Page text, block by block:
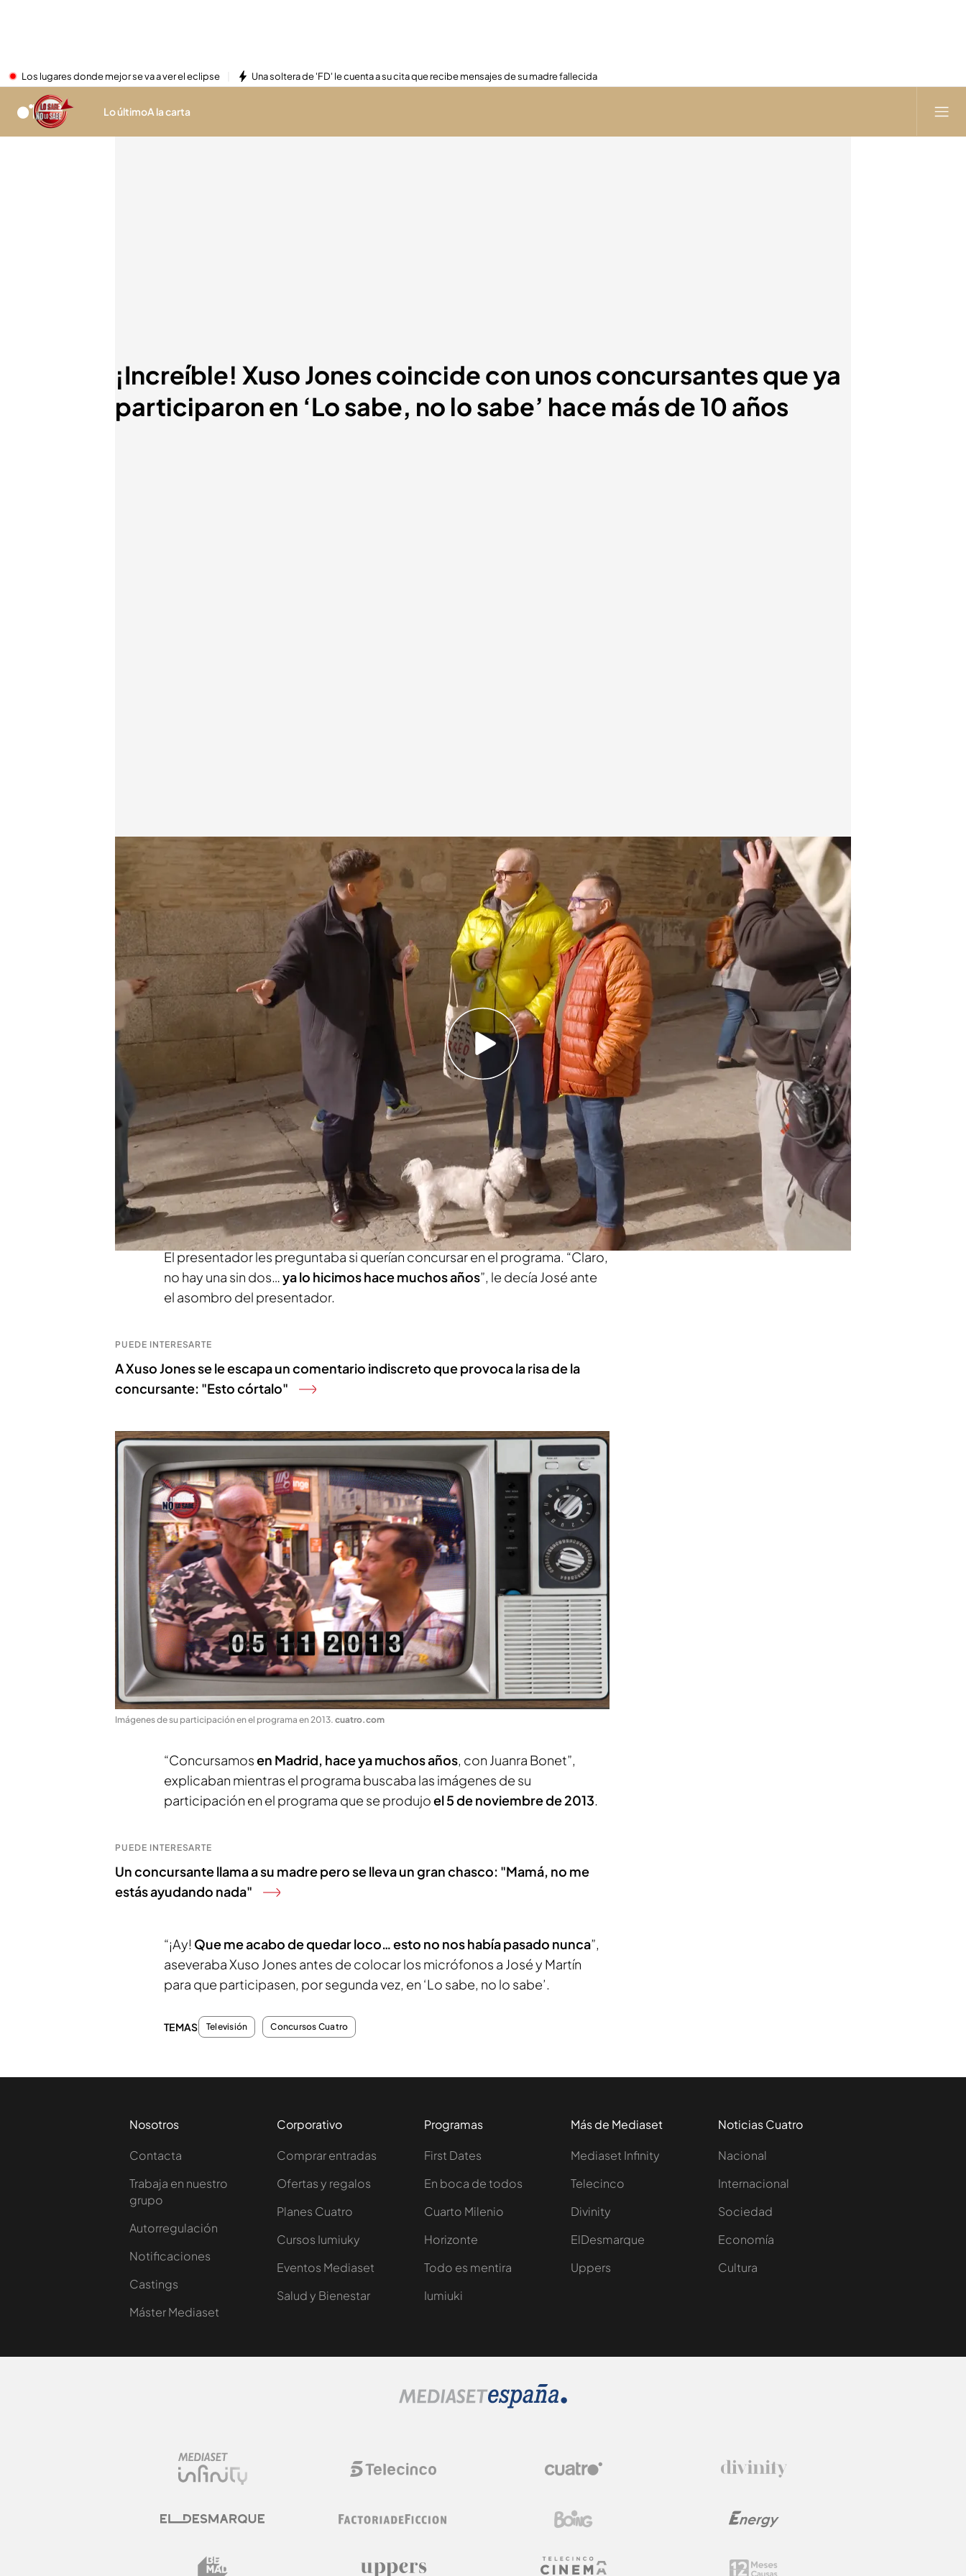
Los lugares donde mejor se va a ver el eclipse Una soltera de 'FD' le cuenta a su cita que recibe mensajes de su madre fallecida
Lo últimoA la carta
¡Increíble! Xuso Jones coincide con unos concursantes que ya
participaron en ‘Lo sabe, no lo sabe’ hace más de 10 años
José y Martín ya participaron en 'Lo sabe, no lo sabe' en 2013
Lo sabe, no lo sabe
Xuso, sorprendido: “¡Ay! Que me acabo de quedar loco… esto no nos
había pasado nunca”
El programa ha conseguido las imágenes de su participación allá por
Consigue el premio más grande de ‘Lo sabe, no lo sabe’ hasta la fecha:
“No me lo puedo creer"
Compartir
Xuso Jones, junto al equipo de ‘Lo sabe, no lo sabe’, paseaba por las calles
de Toledopara intentar localizar a los nuevos concursantes para ‘Lo sabe,
no lo sabe’…. Y el
destino hizo que se topase con José y Martín.
El presentador les preguntaba si querían concursar en el programa. “Claro,
no hay una sin dos…ya lo hicimos hace muchos años”, le decía José ante
el asombro del presentador.
PUEDE INTERESARTE
A Xuso Jones se le escapa un comentario indiscreto que provoca la risa de la
concursante: "Esto córtalo"
Imágenes de su participación en el programa en 2013. cuatro.com
“Concursamosen Madrid, hace ya muchos años, con Juanra Bonet”,
explicaban mientras el programa buscaba las imágenes de su
participación en el programa que se produjoel 5 de noviembre de 2013.
PUEDE INTERESARTE
Un concursante llama a su madre pero se lleva un gran chasco: "Mamá, no me
estás ayudando nada"
“¡Ay! Que me acabo de quedar loco… esto no nos había pasado nunca”,
aseveraba Xuso Jones antes de colocar los micrófonos a José y Martín
para que participasen, por segunda vez, en ‘Lo sabe, no lo sabe’.
TEMAS Televisión Concursos Cuatro
Nosotros
Contacta
Trabaja en nuestro
grupo
Autorregulación
Notificaciones
Castings
Máster Mediaset
Corporativo
Comprar entradas
Ofertas y regalos
Planes Cuatro
Cursos Iumiuky
Eventos Mediaset
Salud y Bienestar
Programas
First Dates
En boca de todos
Cuarto Milenio
Horizonte
Todo es mentira
Iumiuki
Más de Mediaset
Mediaset Infinity
Telecinco
Divinity
ElDesmarque
Uppers
Noticias Cuatro
Nacional
Internacional
Sociedad
Economía
Cultura